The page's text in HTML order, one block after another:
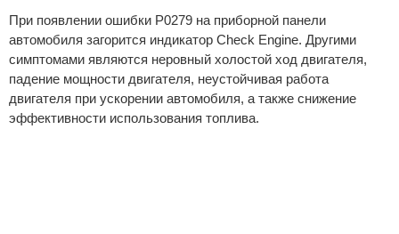
При появлении ошибки P0279 на приборной панели
автомобиля загорится индикатор Check Engine. Другими
симптомами являются неровный холостой ход двигателя,
падение мощности двигателя, неустойчивая работа
двигателя при ускорении автомобиля, а также снижение
эффективности использования топлива.